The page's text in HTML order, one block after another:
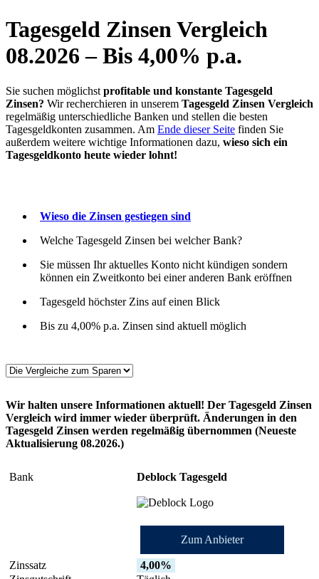
Tagesgeld Zinsen Vergleich
08.2026 – Bis 4,00% p.a.
Sie suchen möglichst profitable und konstante Tagesgeld
Zinsen? Wir recherchieren in unserem Tagesgeld Zinsen Vergleich
regelmäßig unterschiedliche Banken und stellen die besten
Tagesgeldkonten zusammen. Am Ende dieser Seite finden Sie
außerdem weitere wichtige Informationen dazu, wieso sich ein
Tagesgeldkonto heute wieder lohnt!
Wieso die Zinsen gestiegen sind
Welche Tagesgeld Zinsen bei welcher Bank?
Sie müssen Ihr aktuelles Konto nicht kündigen sondern
können ein Zweitkonto bei einer anderen Bank eröffnen
Tagesgeld höchster Zins auf einen Blick
Bis zu 4,00% p.a. Zinsen sind aktuell möglich
Wir halten unsere Informationen aktuell! Der Tagesgeld Zinsen
Vergleich wird immer wieder überprüft. Änderungen in den
Tagesgeld Zinsen werden regelmäßig übernommen (Neueste
Aktualisierung 08.2026.)
Deblock Tagesgeld
Zum Anbieter
4,00%